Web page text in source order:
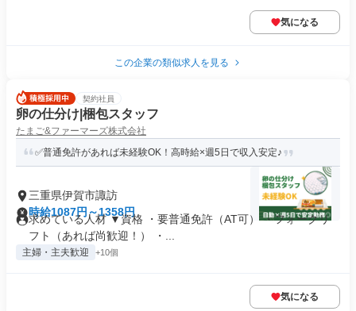
気になる
この企業の類似求人を見る
契約社員
卵の仕分け|梱包スタッフ
たまご&ファーマーズ株式会社
✅普通免許があれば未経験OK！高時給×週5日で収入安定♪
三重県伊賀市諏訪
時給1087円～1358円
求めている人材 ▼資格 ・要普通免許（AT可） ・フォークリ
フト（あれば尚歓迎！） ・...
主婦・主夫歓迎 +10個
気になる